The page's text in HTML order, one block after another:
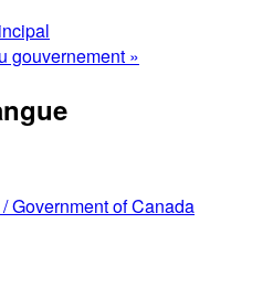
gouvernement »
/Government of Canada